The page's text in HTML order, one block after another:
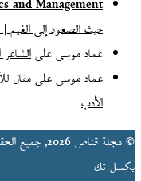
and Management
حيث الصعود إلى الغيم
عماد موسىعلى
عماد موسىعلىمقال
الأدب
© مجلة قناص 2026, جميع الحقوق محفوظة |
بكسل تك